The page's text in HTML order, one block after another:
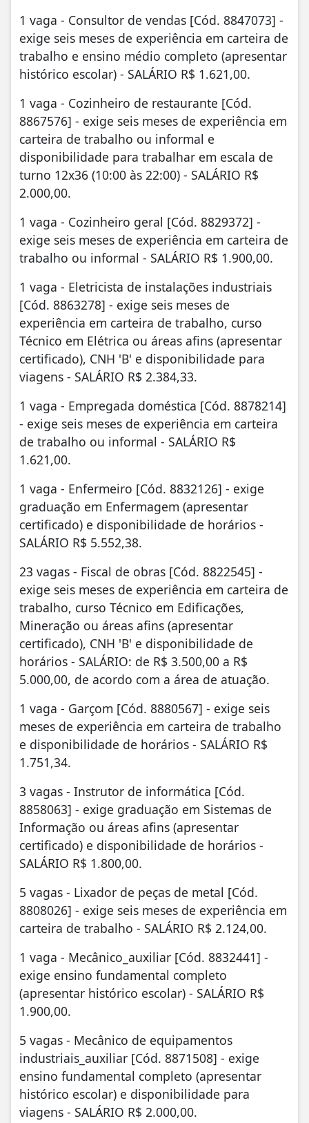
1 vaga - Consultor de vendas [Cód. 8847073] -
exige seis meses de experiência em carteira de
trabalho e ensino médio completo (apresentar
histórico escolar) - SALÁRIO R$ 1.621,00.
1 vaga - Cozinheiro de restaurante [Cód.
8867576] - exige seis meses de experiência em
carteira de trabalho ou informal e
disponibilidade para trabalhar em escala de
turno 12x36 (10:00 às 22:00) - SALÁRIO R$
2.000,00.
1 vaga - Cozinheiro geral [Cód. 8829372] -
exige seis meses de experiência em carteira de
trabalho ou informal - SALÁRIO R$ 1.900,00.
1 vaga - Eletricista de instalações industriais
[Cód. 8863278] - exige seis meses de
experiência em carteira de trabalho, curso
Técnico em Elétrica ou áreas afins (apresentar
certificado), CNH 'B' e disponibilidade para
viagens - SALÁRIO R$ 2.384,33.
1 vaga - Empregada doméstica [Cód. 8878214]
- exige seis meses de experiência em carteira
de trabalho ou informal - SALÁRIO R$
1.621,00.
1 vaga - Enfermeiro [Cód. 8832126] - exige
graduação em Enfermagem (apresentar
certificado) e disponibilidade de horários -
SALÁRIO R$ 5.552,38.
23 vagas - Fiscal de obras [Cód. 8822545] -
exige seis meses de experiência em carteira de
trabalho, curso Técnico em Edificações,
Mineração ou áreas afins (apresentar
certificado), CNH 'B' e disponibilidade de
horários - SALÁRIO: de R$ 3.500,00 a R$
5.000,00, de acordo com a área de atuação.
1 vaga - Garçom [Cód. 8880567] - exige seis
meses de experiência em carteira de trabalho
e disponibilidade de horários - SALÁRIO R$
1.751,34.
3 vagas - Instrutor de informática [Cód.
8858063] - exige graduação em Sistemas de
Informação ou áreas afins (apresentar
certificado) e disponibilidade de horários -
SALÁRIO R$ 1.800,00.
5 vagas - Lixador de peças de metal [Cód.
8808026] - exige seis meses de experiência em
carteira de trabalho - SALÁRIO R$ 2.124,00.
1 vaga - Mecânico_auxiliar [Cód. 8832441] -
exige ensino fundamental completo
(apresentar histórico escolar) - SALÁRIO R$
1.900,00.
5 vagas - Mecânico de equipamentos
industriais_auxiliar [Cód. 8871508] - exige
ensino fundamental completo (apresentar
histórico escolar) e disponibilidade para
viagens - SALÁRIO R$ 2.000,00.